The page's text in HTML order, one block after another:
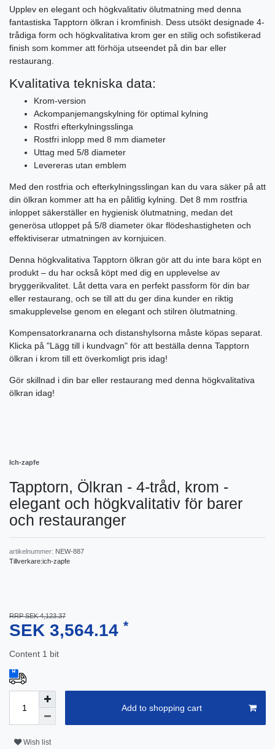
Upplev en elegant och högkvalitativ ölutmatning med denna
fantastiska Tapptorn ölkran i kromfinish. Dess utsökt designade 4-
trådiga form och högkvalitativa krom ger en stilig och sofistikerad
finish som kommer att förhöja utseendet på din bar eller
restaurang.
Kvalitativa tekniska data:
Krom-version
Ackompanjemangskylning för optimal kylning
Rostfri efterkylningsslinga
Rostfri inlopp med 8 mm diameter
Uttag med 5/8 diameter
Levereras utan emblem
Med den rostfria och efterkylningsslingan kan du vara säker på att
din ölkran kommer att ha en pålitlig kylning. Det 8 mm rostfria
inloppet säkerställer en hygienisk ölutmatning, medan det
generösa utloppet på 5/8 diameter ökar flödeshastigheten och
effektiviserar utmatningen av kornjuicen.
Denna högkvalitativa Tapptorn ölkran gör att du inte bara köpt en
produkt – du har också köpt med dig en upplevelse av
bryggerikvalitet. Låt detta vara en perfekt passform för din bar
eller restaurang, och se till att du ger dina kunder en riktig
smakupplevelse genom en elegant och stilren ölutmatning.
Kompensatorkranarna och distanshylsorna måste köpas separat.
Klicka på "Lägg till i kundvagn" för att beställa denna Tapptorn
ölkran i krom till ett överkomligt pris idag!
Gör skillnad i din bar eller restaurang med denna högkvalitativa
ölkran idag!
Ich-zapfe
Tapptorn, Ölkran - 4-tråd, krom -
elegant och högkvalitativ för barer
och restauranger
artikelnummer: NEW-887
Tillverkare:ich-zapfe
RRP SEK 4,123.37
SEK 3,564.14 *
Content 1 bit
Add to shopping cart
Wish list